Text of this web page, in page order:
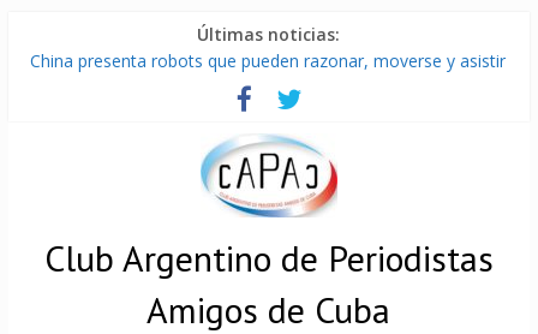
Últimas noticias:
China presenta robots que pueden razonar, moverse y asistir
Nuevas sanciones de EEUU contra Cuba apuntan a la
cooperación militar con Rusia y China
Brutal represión contra los que marchan para que no se
Distribuyen en Cuba Equipos fotovoltaicos recibidos desde
Argentina
Milei firmó memorándum con EE.UU sin informarlo
Club Argentino de Periodistas
Amigos de Cuba